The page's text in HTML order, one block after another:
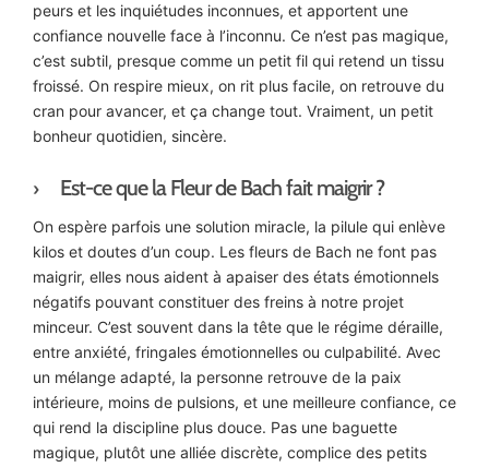
peurs et les inquiétudes inconnues, et apportent une
confiance nouvelle face à l’inconnu. Ce n’est pas magique,
c’est subtil, presque comme un petit fil qui retend un tissu
froissé. On respire mieux, on rit plus facile, on retrouve du
cran pour avancer, et ça change tout. Vraiment, un petit
bonheur quotidien, sincère.
Est-ce que la Fleur de Bach fait maigrir ?
On espère parfois une solution miracle, la pilule qui enlève
kilos et doutes d’un coup. Les fleurs de Bach ne font pas
maigrir, elles nous aident à apaiser des états émotionnels
négatifs pouvant constituer des freins à notre projet
minceur. C’est souvent dans la tête que le régime déraille,
entre anxiété, fringales émotionnelles ou culpabilité. Avec
un mélange adapté, la personne retrouve de la paix
intérieure, moins de pulsions, et une meilleure confiance, ce
qui rend la discipline plus douce. Pas une baguette
magique, plutôt une alliée discrète, complice des petits